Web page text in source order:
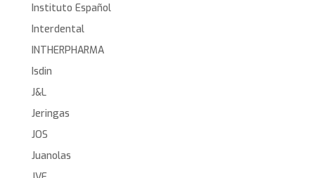
Instituto Español
Interdental
INTHERPHARMA
Isdin
J&L
Jeringas
JOS
Juanolas